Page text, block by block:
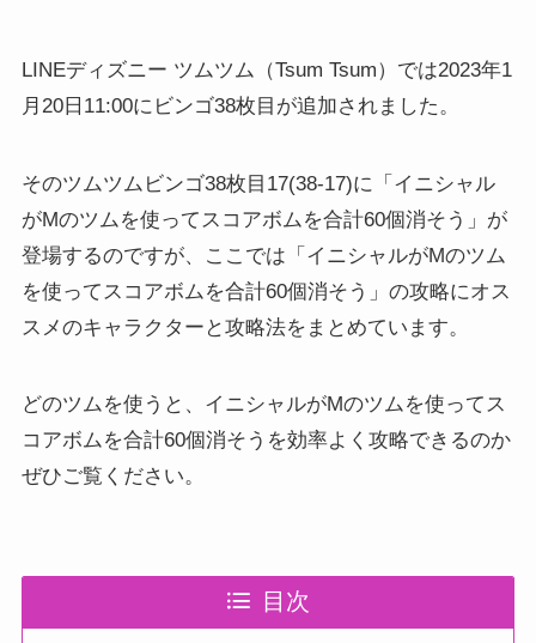
LINEディズニー ツムツム（Tsum Tsum）では2023年1
月20日11:00にビンゴ38枚目が追加されました。
そのツムツムビンゴ38枚目17(38-17)に「イニシャル
がMのツムを使ってスコアボムを合計60個消そう」が
登場するのですが、ここでは「イニシャルがMのツム
を使ってスコアボムを合計60個消そう」の攻略にオス
スメのキャラクターと攻略法をまとめています。
どのツムを使うと、イニシャルがMのツムを使ってス
コアボムを合計60個消そうを効率よく攻略できるのか
ぜひご覧ください。
目次